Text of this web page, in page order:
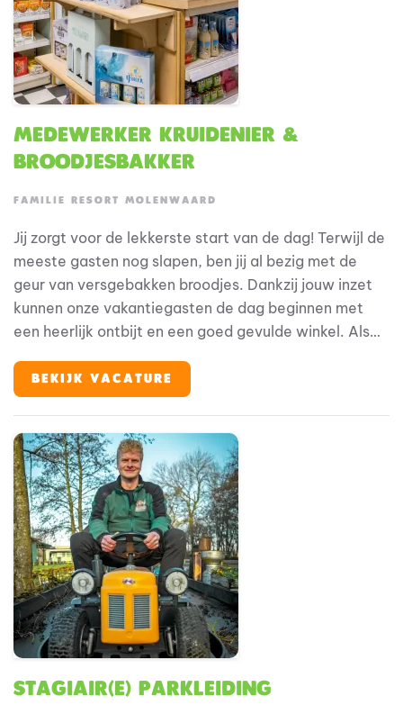
Medewerker Kruidenier &
Broodjesbakker
FAMILIE RESORT MOLENWAARD
Jij zorgt voor de lekkerste start van de dag! Terwijl de
meeste gasten nog slapen, ben jij al bezig met de
geur van versgebakken broodjes. Dankzij jouw inzet
kunnen onze vakantiegasten de dag beginnen met
een heerlijk ontbijt en een goed gevulde winkel. Als
een unieke plek binnen het resort. Je zorgt ervoor dat
de broodjes vers worden afgebakken, de winkel er
en alles klaarstaat voor een nieuwe vakantiedag.
BEKIJK VACATURE
Stagiair(e) Parkleiding